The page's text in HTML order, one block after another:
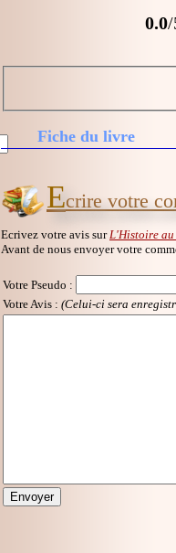
0.0/
Fiche du livre
Ecrire votre
Ecrivez votre avis sur L'Histoire
Avant de nous envoyer votre
Votre Pseudo :
Votre Avis : (Celui-ci sera